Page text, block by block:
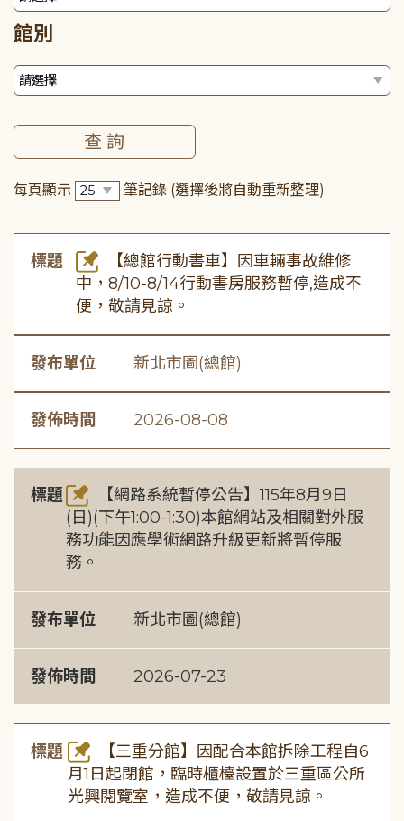
館別
每頁顯示 筆記錄 (選擇後將自動重新整理)
標題
【總館行動書車】因車輛事故維修
中，8/10-8/14行動書房服務暫停,造成不
便，敬請見諒。
發布單位 新北市圖(總館)
發佈時間 2026-08-08
標題
【網路系統暫停公告】115年8月9日
(日)(下午1:00-1:30)本館網站及相關對外服
務功能因應學術網路升級更新將暫停服
務。
發布單位 新北市圖(總館)
發佈時間 2026-07-23
標題
【三重分館】因配合本館拆除工程自6
月1日起閉館，臨時櫃檯設置於三重區公所
光興閱覽室，造成不便，敬請見諒。